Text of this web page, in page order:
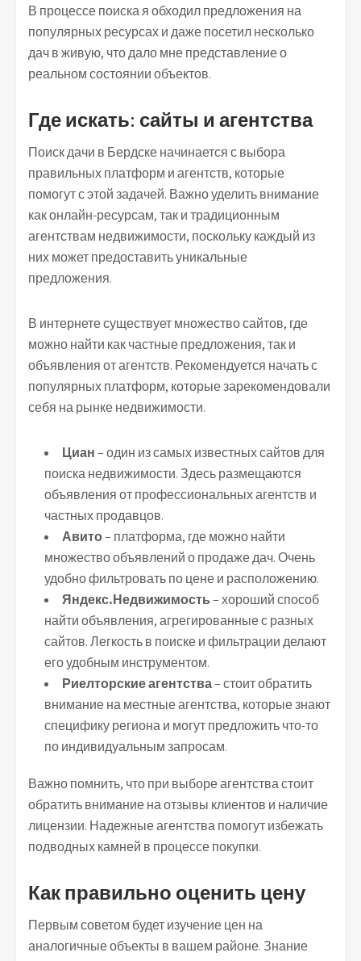
В процессе поиска я обходил предложения на
популярных ресурсах и даже посетил несколько
дач в живую, что дало мне представление о
реальном состоянии объектов.
Где искать: сайты и агентства
Поиск дачи в Бердске начинается с выбора
правильных платформ и агентств, которые
помогут с этой задачей. Важно уделить внимание
как онлайн-ресурсам, так и традиционным
агентствам недвижимости, поскольку каждый из
них может предоставить уникальные
предложения.
В интернете существует множество сайтов, где
можно найти как частные предложения, так и
объявления от агентств. Рекомендуется начать с
популярных платформ, которые зарекомендовали
себя на рынке недвижимости.
Циан– один из самых известных сайтов для
поиска недвижимости. Здесь размещаются
объявления от профессиональных агентств и
частных продавцов.
Авито– платформа, где можно найти
множество объявлений о продаже дач. Очень
удобно фильтровать по цене и расположению.
Яндекс.Недвижимость– хороший способ
найти объявления, агрегированные с разных
сайтов. Легкость в поиске и фильтрации делают
его удобным инструментом.
Риелторские агентства– стоит обратить
внимание на местные агентства, которые знают
специфику региона и могут предложить что-то
по индивидуальным запросам.
Важно помнить, что при выборе агентства стоит
обратить внимание на отзывы клиентов и наличие
лицензии. Надежные агентства помогут избежать
подводных камней в процессе покупки.
Как правильно оценить цену
Первым советом будет изучение цен на
аналогичные объекты в вашем районе. Знание